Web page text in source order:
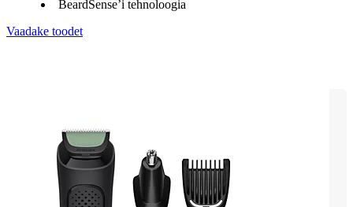
BeardSense’i tehnoloogia
Vaadake toodet